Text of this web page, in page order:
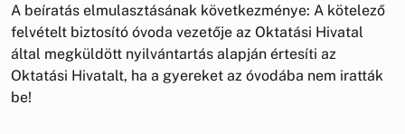
A beíratás elmulasztásának következménye: A kötelező
felvételt biztosító óvoda vezetője az Oktatási Hivatal
által megküldött nyilvántartás alapján értesíti az
Oktatási Hivatalt, ha a gyereket az óvodába nem iratták
be!